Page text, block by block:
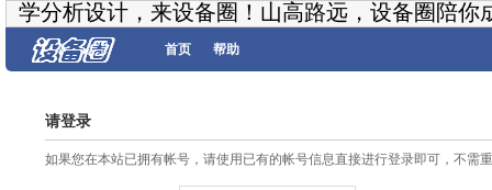
学分析设计，来设备圈！山高路远，设备圈陪你
首页 帮助
请登录
如果您在本站已拥有帐号，请使用已有的帐号信息直接进行登录即可，不需